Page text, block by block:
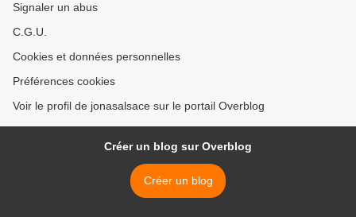
Signaler un abus
C.G.U.
Cookies et données personnelles
Préférences cookies
Voir le profil de jonasalsace sur le portail Overblog
Créer un blog sur Overblog
Créer un blog